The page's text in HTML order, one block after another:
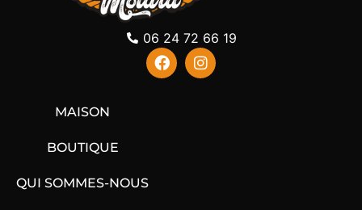
06 24 72 66 19
MAISON
BOUTIQUE
QUI SOMMES-NOUS